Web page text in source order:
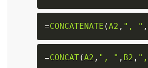
=CONCATENATE (A2 , ", " ,
=CONCAT(A2 , ", " , B2 ,